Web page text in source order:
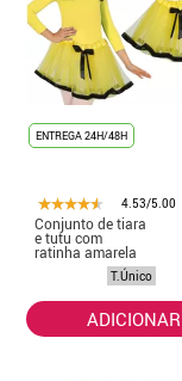
ENTREGA 24H/48H
4.53/5.00
Conjunto de tiara
e tutu com
ratinha amarela
para meninasT.Único
ADICIONAR